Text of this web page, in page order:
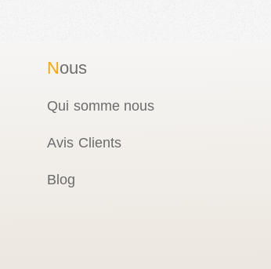
Nous
Qui somme nous
Avis Clients
Blog